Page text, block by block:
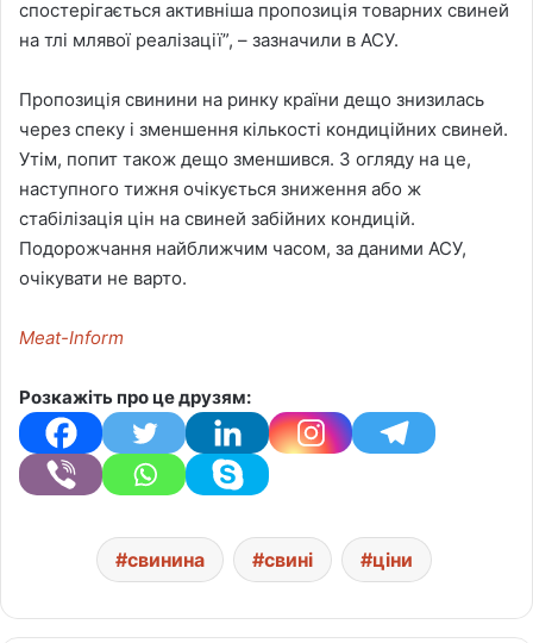
спостерігається активніша пропозиція товарних свиней
на тлі млявої реалізації”, – зазначили в АСУ.
Пропозиція свинини на ринку країни дещо знизилась
через спеку і зменшення кількості кондиційних свиней.
Утім, попит також дещо зменшився. З огляду на це,
наступного тижня очікується зниження або ж
стабілізація цін на свиней забійних кондицій.
Подорожчання найближчим часом, за даними АСУ,
очікувати не варто.
Meat-Inform
Розкажіть про це друзям:
свинина свині ціни